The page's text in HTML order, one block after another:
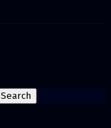
Search